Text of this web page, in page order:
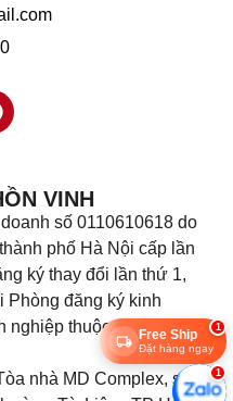
VINH
số 0110610618 do
phố Hà Nội cấp lần
ký thay đổi lần thứ 1,
Phòng đăng ký kinh
nghiệp thuộc Sở tài chính
nhà MD Complex, số
1
Free Ship
Đặt hàng ngay
1